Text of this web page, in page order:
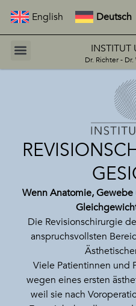
INSTITUT
Dr. Richter -
English Deutsch
Wenn Anatomie,
Die Revisionschirurgie
anspruchsvollsten
Viele Patientinnen und
wegen eines ersten
weil sie nach